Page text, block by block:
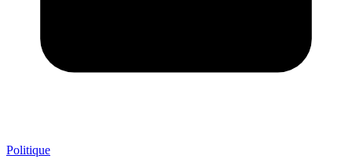
Politique